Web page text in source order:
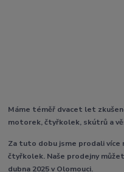
Máme téměř dvacet let
motorek, čtyřkolek, skútrů a
Za tuto dobu jsme prodali více
čtyřkolek. Naše prodejny
dubna 2025 v Olomouci.